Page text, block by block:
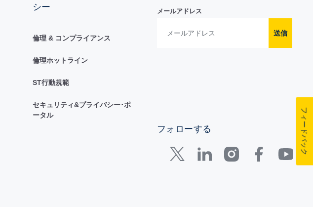
シー
倫理 & コンプライアンス
倫理ホットライン
ST行動規範
セキュリティ&プライバシー･ポ
ータル
メールアドレス
送信
フォローする フィードバック